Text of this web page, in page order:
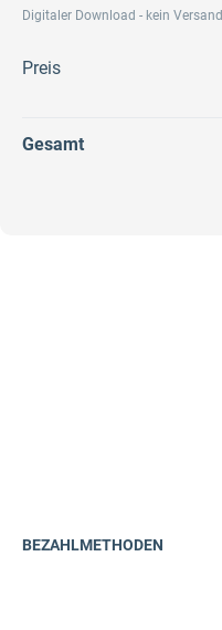
Digitaler Download - kein Versand
Preis
Gesamt
BEZAHLMETHODEN